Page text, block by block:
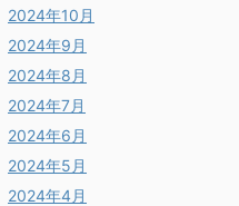
2024年10月
2024年9月
2024年8月
2024年7月
2024年6月
2024年5月
2024年4月